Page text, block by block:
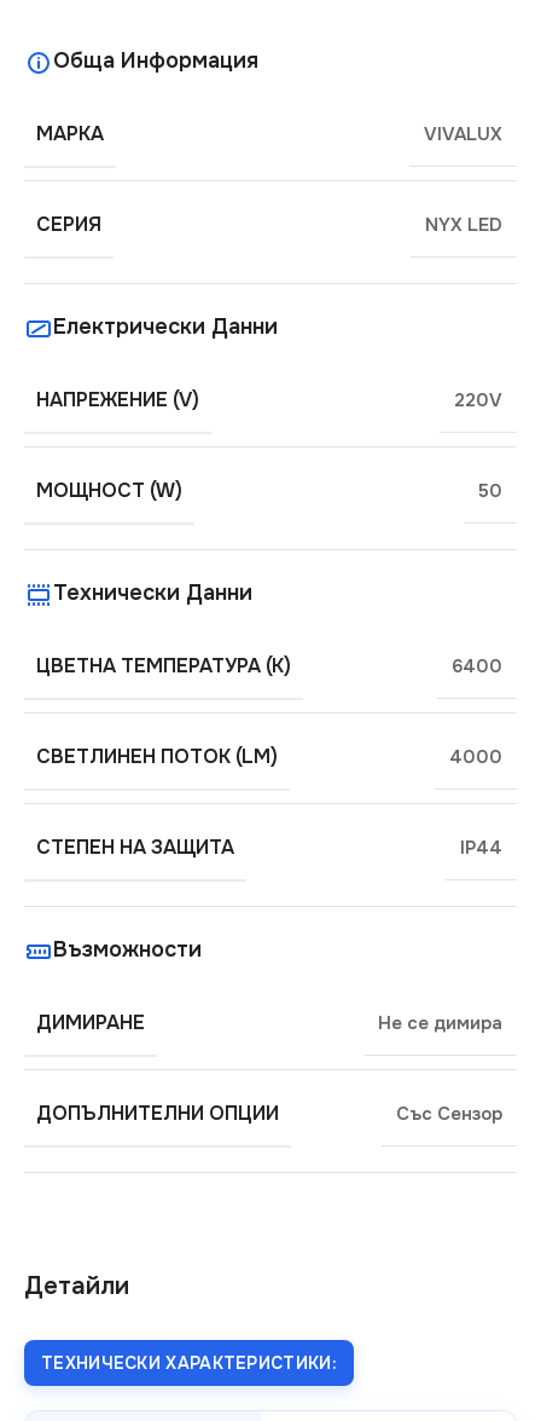
Детайли
ТЕХНИЧЕСКИ ХАРАКТЕРИСТИКИ:
Обща Информация
МАРКА VIVALUX
СЕРИЯ NYX LED
Електрически Данни
НАПРЕЖЕНИЕ (V) 220V
МОЩНОСТ (W) 50
Технически Данни
ЦВЕТНА ТЕМПЕРАТУРА (K) 6400
СВЕТЛИНЕН ПОТОК (LM) 4000
СТЕПЕН НА ЗАЩИТА IP44
Възможности
ДИМИРАНЕ Не се димира
ДОПЪЛНИТЕЛНИ ОПЦИИ Със Сензор